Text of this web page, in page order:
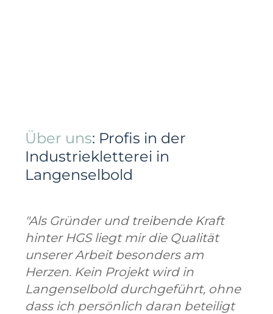
Über uns: Profis in der
Industriekletterei in
Langenselbold
"Als Gründer und treibende Kraft
hinter HGS liegt mir die Qualität
unserer Arbeit besonders am
Herzen. Kein Projekt wird in
Langenselbold durchgeführt, ohne
dass ich persönlich daran beteiligt